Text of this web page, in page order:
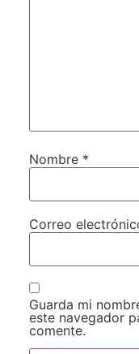
Nombre *
Correo
Guarda mi
este navegador
comente.